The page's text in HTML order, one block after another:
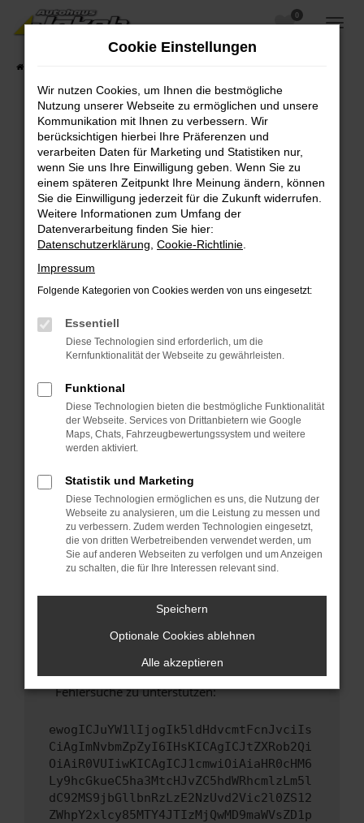
Zum
Hauptinhalt
0
Fehler: Network Error
Beim Laden ist ein Fehler aufgetreten.
Hier sind ein paar Tipps, die dir helfen können:
Überprüfe deine Firewall und deine
Internetverbindung.
Laden andere Webseiten, zum Beispiel deine
Suchmaschine?
Prüfe deine Browsererweiterungen.
Manche Erweiterungen, wie Werbeblocker,
können das Laden bestimmter Seiten
verhindern. Funktioniert die Seite in einem
Fenster?
Starte dein Gerät neu.
Das kann manchmal helfen, vorübergehende
Probleme zu beheben.
Betriebssystem auf dem neuesten Stand
sind.
Veraltete Software birgt nicht nur ein
Sicherheitsrisiko, sondern kann auch dazu
führen, dass bestimmte Funktionen nicht mehr
unterstützt werden.
Wende dich an den Webseitenbetreiber.
Wenn du alle oben genannten Schritte versucht
hast, kontaktiere uns bitte. Wir werden
versuchen, das Problem zu beheben. Du kannst
uns diesen Text schicken, um uns bei der
Fehlersuche zu unterstützen:
ewogICJuYW1lIjogIk5ldHdvcmtFcnJvciIs
CiAgImNvbmZpZyI6IHsKICAgICJtZXRob2Qi
OiAiR0VUIiwKICAgICJ1cmwiOiAiaHR0cHM6
Ly9hcGkueC5ha3MtcHJvZC5hdWRhcmlzLm5l
dC92MS9jbGllbnRzLzE2NzUvd2Vic2l0ZS12
ZWhpY2xlcy85MTY4JTIzMjQwMD9maWVsZD1p
Cookie Einstellungen
Wir nutzen Cookies, um Ihnen die bestmögliche
Nutzung unserer Webseite zu ermöglichen und unsere
Kommunikation mit Ihnen zu verbessern. Wir
berücksichtigen hierbei Ihre Präferenzen und
verarbeiten Daten für Marketing und Statistiken nur,
wenn Sie uns Ihre Einwilligung geben. Wenn Sie zu
einem späteren Zeitpunkt Ihre Meinung ändern, können
Sie die Einwilligung jederzeit für die Zukunft widerrufen.
Weitere Informationen zum Umfang der
Datenverarbeitung finden Sie hier:
Datenschutzerklärung Cookie-Richtlinie
Impressum
Folgende Kategorien von Cookies werden von uns eingesetzt:
Essentiell
Diese Technologien sind erforderlich, um die
Kernfunktionalität der Webseite zu gewährleisten.
Funktional
Diese Technologien bieten die bestmögliche Funktionalität
der Webseite. Services von Drittanbietern wie Google
Maps, Chats, Fahrzeugbewertungssystem und weitere
werden aktiviert.
Statistik und Marketing
Diese Technologien ermöglichen es uns, die Nutzung der
Webseite zu analysieren, um die Leistung zu messen und
zu verbessern. Zudem werden Technologien eingesetzt,
die von dritten Werbetreibenden verwendet werden, um
Sie auf anderen Webseiten zu verfolgen und um Anzeigen
zu schalten, die für Ihre Interessen relevant sind.
Speichern
Optionale Cookies ablehnen
Alle akzeptieren